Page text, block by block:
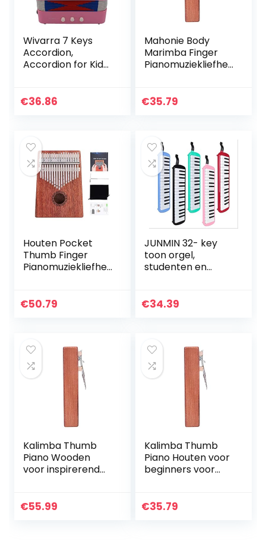
Wivarra 7 Keys
Accordion,
Accordion for Kids,
Instrument for
€36.86
Mahonie Body
Marimba Finger
Pianomuziekliefhe
en ouderen And
€35.79
Houten Pocket
Thumb Finger
Pianomuziekliefhe
muzikaal talent.
€50.79
JUNMIN 32- key
toon orgel,
studenten en
muziekinstrument
kinderen
muziekgiften
(Color : Multicolor,
Size : 42.5cm)
€34.39
Kalimba Thumb
Piano Wooden
voor inspirerend
€55.99
Kalimba Thumb
Piano Houten voor
beginners voor
€35.79